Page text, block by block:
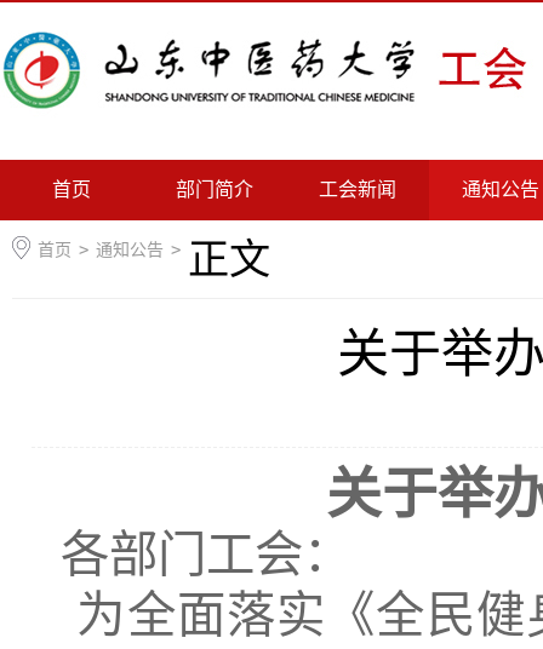
首页 部门简介 工会新闻 通知公告
首页 > 通知公告 > 正文
关于举
关于举
各部门工会：
为全面落实《全民